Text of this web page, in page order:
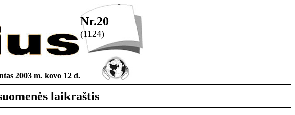
2003 m. kovo 12 d.
Nr.20
(1124)
laikraštis